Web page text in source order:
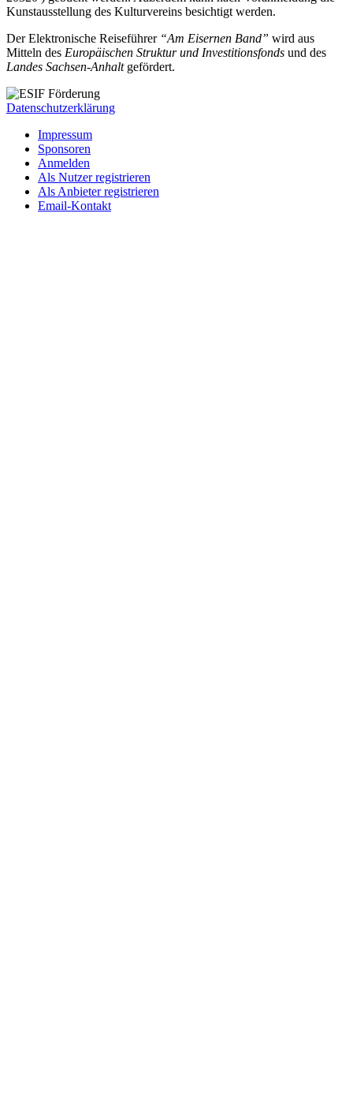
Kunstausstellung des Kulturvereins besichtigt werden.
Der Elektronische Reiseführer “Am Eisernen Band” wird aus
Mitteln des Europäischen Struktur und Investitionsfonds und des
Landes Sachsen-Anhaltgefördert.
Datenschutzerklärung
Impressum
Sponsoren
Anmelden
Als Nutzer registrieren
Als Anbieter registrieren
Email-Kontakt